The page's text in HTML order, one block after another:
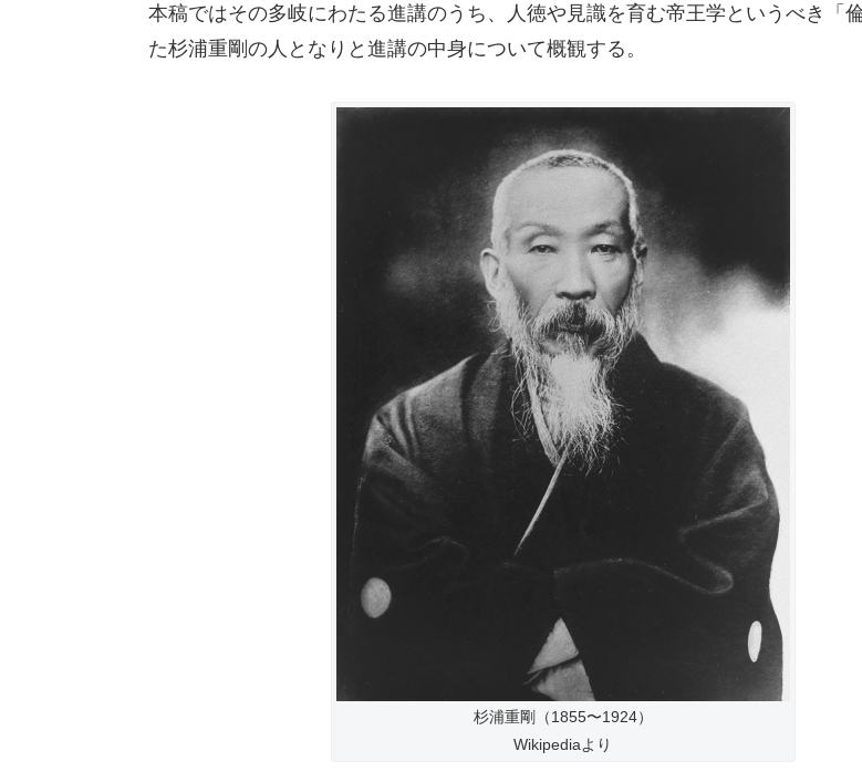
本稿ではその多岐にわたる進講のうち、人徳や見識を育む帝王学というべき「
た杉浦重剛の人となりと進講の中身について概観する。
杉浦重剛（1855〜1924）
Wikipediaより